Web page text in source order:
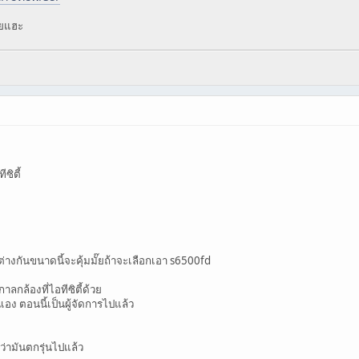
แฮะ
ซิตี้
างกันขนาดนี้จะคุ้มมั๊ยถ้าจะเลือกเอา s6500fd
าลกล้องที่ไอทีซิตี้ด้วย
อง ตอนนี้เป็นผู้จัดการไปแล้ว
ามันตกรุ่นไปแล้ว